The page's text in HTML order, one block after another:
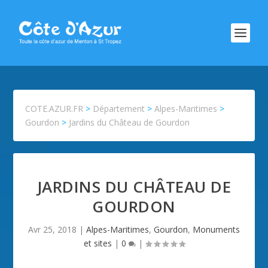
COTE.AZUR.FR > Département >Alpes-Maritimes >
Gourdon > Jardins du Château de Gourdon
JARDINS DU CHÂTEAU DE
GOURDON
Avr 25, 2018 | Alpes-Maritimes, Gourdon, Monuments
et sites | 0 |